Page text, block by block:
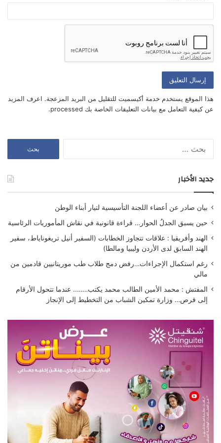
أعلمني بالمواضيع الجديدة بواسطة البريد الإلكتروني.
هذا الموقع يستخدم خدمة أكيسميت للتقليل من البريد المزعجة. اعرف المزيد
عن كيفية التعامل مع بيانات التعليقات الخاصة بك processed
.
جديد الأخبار
بيان صادر عن أعضاء اللجنة التأسيسية لتيار أبناء الوطن
حين يسبق الجدلُ الحوار… قراءة قانونية في نقاش المأموريات الرئاسية
الهند وأفريقيا : علاقات تتجاوز الخطابات (السفير أنيل تريغوناياط، سفير
الهند السابق لدى الأردن وليبيا ومالطا)
رغم استكمال الإجراءات…رفض دمج طلاب طب موريتانيين قادمين من
مالي
المفتش : محمد الأمين الطالب محمد يكتب…….. عندما تتحول الأرقام
إلى فرص… وزارة تمكين الشباب من التخطيط إلى الإنجاز